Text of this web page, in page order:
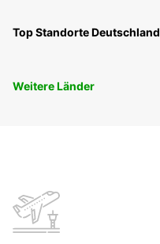
Top Standorte Deutschland
Weitere Länder